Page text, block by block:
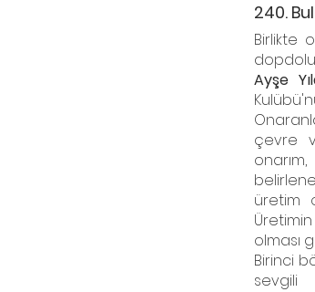
240.
Birlikte
Ayşe
çevre
üretim
olması
Birinci
sevgili